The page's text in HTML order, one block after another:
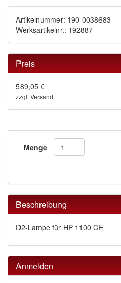
Artikelnummer: 190-0038683
Werksartikelnr.: 192887
Preis
589,05 €
zzgl. Versand
Menge
Beschreibung
D2-Lampe für HP 1100 CE
Anmelden